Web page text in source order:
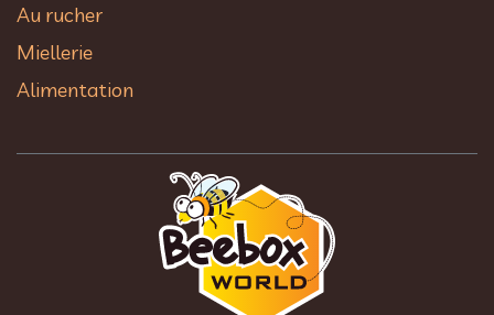
Au rucher​
Miellerie
Alimentation